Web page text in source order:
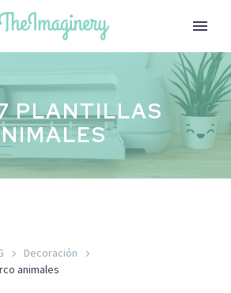
PLANTILLAS
Decoración
animales